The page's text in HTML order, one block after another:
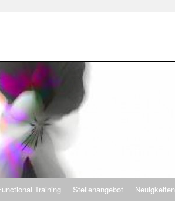
Training Stellenangebot Neuigkeiten